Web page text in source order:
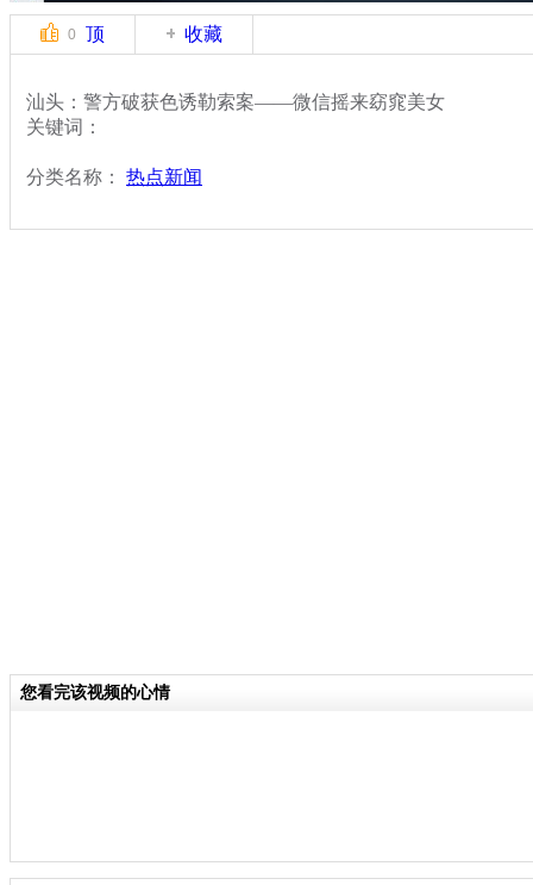
0 顶 收藏
汕头：警方破获色诱勒索案——微信摇来窈窕美女
关键词：
分类名称： 热点新闻
您看完该视频的心情